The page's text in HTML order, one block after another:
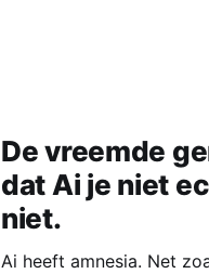
De vreemde
dat Ai je niet
niet.
Ai heeft amnesia. Net